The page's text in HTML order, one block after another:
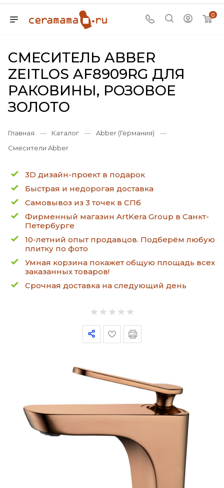
0
СМЕСИТЕЛЬ ABBER
ZEITLOS AF8909RG ДЛЯ
РАКОВИНЫ, РОЗОВОЕ
ЗОЛОТО
Главная — Каталог — Abber (Германия)
—
Смесители Abber
3D дизайн-проект в подарок
Быстрая и недорогая доставка
Самовывоз из 3 точек в СПб
Фирменный магазин ArtKera Group в Санкт-
Петербурге
10-летний опыт продавцов. Подберём любую
плитку по фото
Умная корзина покажет общую площадь всех
заказанных товаров!
Срочная доставка на следующий день